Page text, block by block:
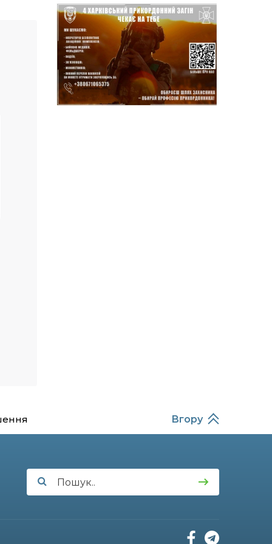
14:37
21 лип
Захищав кордон до
останнього подиху:
пам’яті полеглого
прикордонника
Олександра Кичаня
(ВІДЕО)
11:28
Від штанги до «крил»: як
спорт і характер
20:34
Кохання попри все: як
13:52
15 лип
Вгору